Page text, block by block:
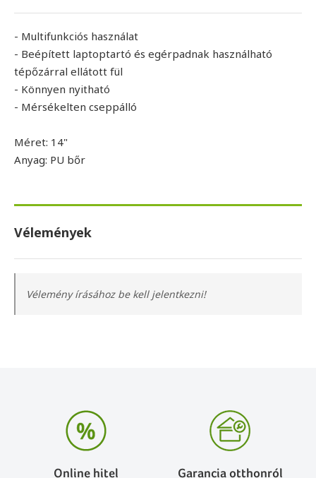
- Multifunkciós használat
- Beépített laptoptartó és egérpadnak használható
tépőzárral ellátott fül
- Könnyen nyitható
- Mérsékelten cseppálló
Méret: 14"
Anyag: PU bőr
Vélemények
Vélemény írásához be kell jelentkezni!
Online hitel Garancia otthonról